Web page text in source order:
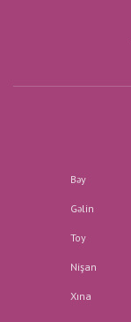
Bəy
Gəlin
Toy
Nişan
Xına